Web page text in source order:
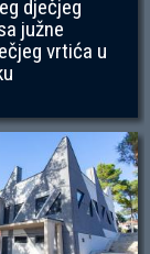
dječjeg
južne
vrtića u